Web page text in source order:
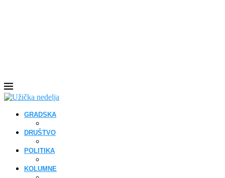
GRADSKA
DRUŠTVO
POLITIKA
KOLUMNE